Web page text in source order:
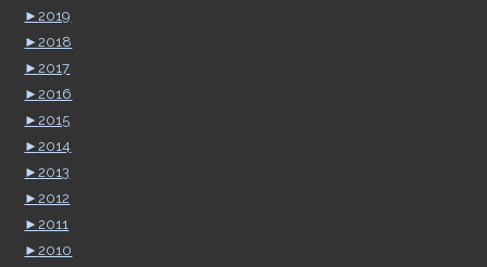
►2019
►2018
►2017
►2016
►2015
►2014
►2013
►2012
►2011
►2010